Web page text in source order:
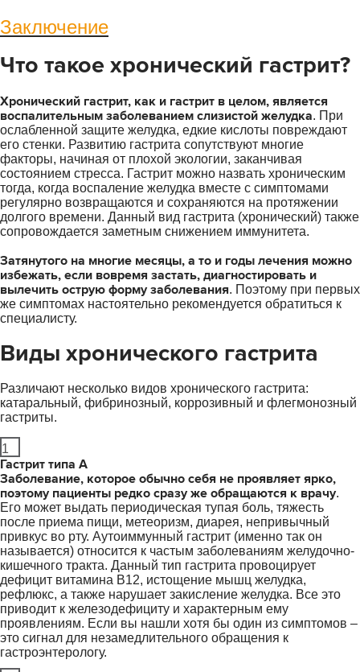
Заключение
Что такое хронический гастрит?
Хронический гастрит, как и гастрит в целом, является
воспалительным заболеванием слизистой желудка. При
ослабленной защите желудка, едкие кислоты повреждают
его стенки. Развитию гастрита сопутствуют многие
факторы, начиная от плохой экологии, заканчивая
состоянием стресса. Гастрит можно назвать хроническим
тогда, когда воспаление желудка вместе с симптомами
регулярно возвращаются и сохраняются на протяжении
долгого времени. Данный вид гастрита (хронический) также
сопровождается заметным снижением иммунитета.
Затянутого на многие месяцы, а то и годы лечения можно
избежать, если вовремя застать, диагностировать и
вылечить острую форму заболевания. Поэтому при первых
же симптомах настоятельно рекомендуется обратиться к
специалисту.
Виды хронического гастрита
Различают несколько видов хронического гастрита:
катаральный, фибринозный, коррозивный и флегмонозный
гастриты.
1
Гастрит типа А
Заболевание, которое обычно себя не проявляет ярко,
поэтому пациенты редко сразу же обращаются к врачу.
Его может выдать периодическая тупая боль, тяжесть
после приема пищи, метеоризм, диарея, непривычный
привкус во рту. Аутоиммунный гастрит (именно так он
называется) относится к частым заболеваниям желудочно-
кишечного тракта. Данный тип гастрита провоцирует
дефицит витамина В12, истощение мышц желудка,
рефлюкс, а также нарушает закисление желудка. Все это
приводит к железодефициту и характерным ему
проявлениям. Если вы нашли хотя бы один из симптомов –
это сигнал для незамедлительного обращения к
гастроэнтерологу.